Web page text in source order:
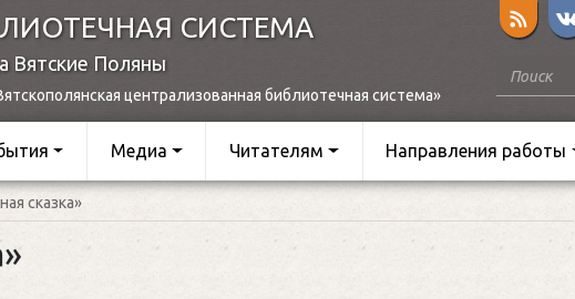
СИСТЕМА
Вятские Поляны
централизованная библиотечная система»
Медиа Читателям Направления работы
сказка»